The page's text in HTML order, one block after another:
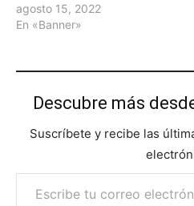
agosto 15, 2022
En «Banner»
Descubre más
Suscríbete y recibe las
Escribe tu correo electrónico…